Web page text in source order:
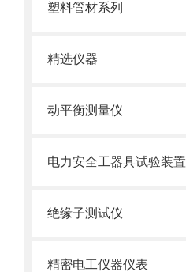
塑料管材系列
精选仪器
动平衡测量仪
电力安全工器具试验装置
绝缘子测试仪
精密电工仪器仪表